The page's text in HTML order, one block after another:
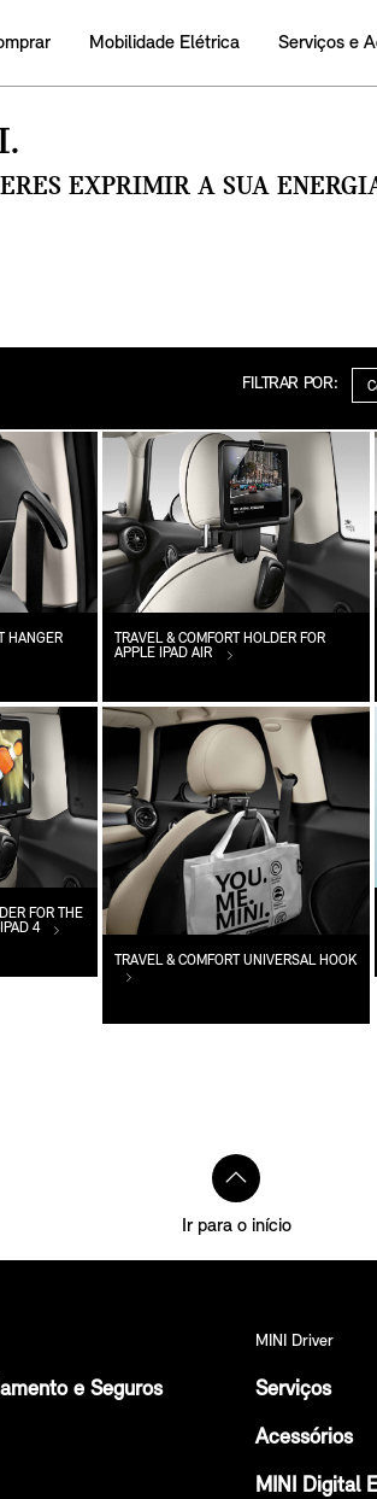
Mobilidade Elétrica Serviços e
EXPRIMIR A SUA
FILTRAR POR:
HANGER
TRAVEL & COMFORT HOLDER FOR
APPLE IPAD AIR
FOR THE
4
TRAVEL & COMFORT UNIVERSAL HOOK
Ir para o início
e Seguros
MINI Driver
Serviços
Acessórios
MINI Digital